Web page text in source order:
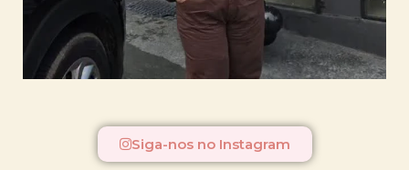
Siga-nos no Instagram